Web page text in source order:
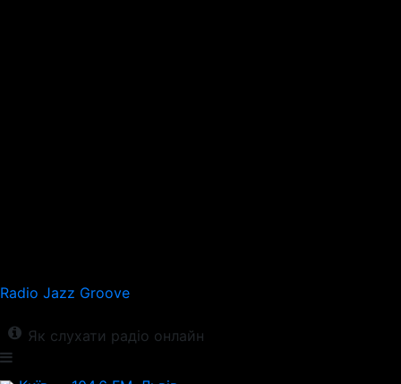
Radio Jazz Groove
Як слухати радіо онлайн